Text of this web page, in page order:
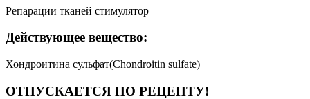
Репарации тканей стимулятор
Действующее вещество:
Хондроитина сульфат(Chondroitin sulfate)
ОТПУСКАЕТСЯ ПО РЕЦЕПТУ!